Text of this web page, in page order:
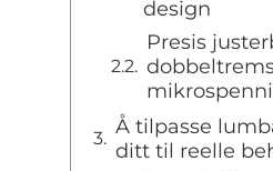
design
Presis
Å tilpasse
ditt til reelle